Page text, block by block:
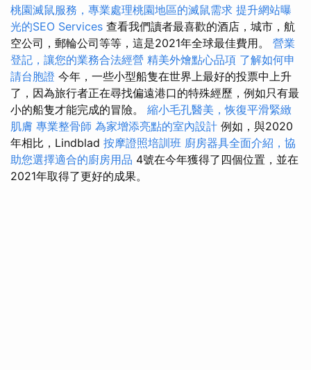
桃園滅鼠服務，專業處理桃園地區的滅鼠需求 提升網站曝
光的SEO Services 查看我們讀者最喜歡的酒店，城市，航
空公司，郵輪公司等等，這是2021年全球最佳費用。 營業
登記，讓您的業務合法經營 精美外燴點心品項 了解如何申
請台胞證 今年，一些小型船隻在世界上最好的投票中上升
了，因為旅行者正在尋找偏遠港口的特殊經歷，例如只有最
小的船隻才能完成的冒險。 縮小毛孔醫美，恢復平滑緊緻
肌膚 專業整骨師 為家增添亮點的室內設計 例如，與2020
年相比，Lindblad 按摩證照培訓班 廚房器具全面介紹，協
助您選擇適合的廚房用品 4號在今年獲得了四個位置，並在
2021年取得了更好的成果。